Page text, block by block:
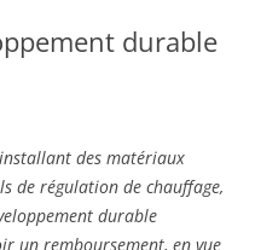
durable
des matériaux
de régulation de chauffage,
durable
un remboursement, en vue